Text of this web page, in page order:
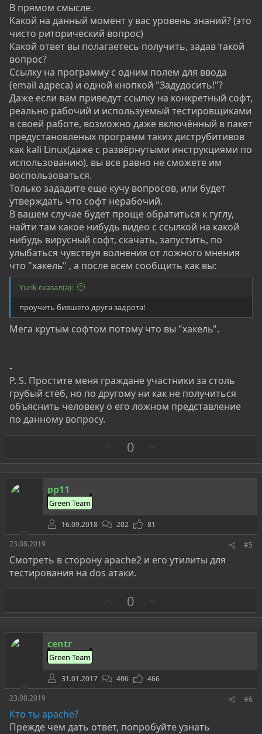
В прямом смысле.
Какой на данный момент у вас уровень знаний? (это
чисто риторический вопрос)
Какой ответ вы полагаетесь получить, задав такой
вопрос?
Ссылку на программу с одним полем для ввода
(email адреса) и одной кнопкой "Задудосить!"?
Даже если вам приведут ссылку на конкретный софт,
реально рабочий и используемый тестировщиками
в своей работе, возможно даже включённый в пакет
предустановленых программ таких диструбитивов
как kali Linux(даже с развёрнутыми инструкциями по
использованию), вы все равно не сможете им
воспользоваться.
Только зададите ещё кучу вопросов, или будет
утверждать что софт нерабочий.
В вашем случае будет проще обратиться к гуглу,
найти там какое нибудь видео с ссылкой на какой
нибудь вирусный софт, скачать, запустить, по
улыбаться чувствуя волнения от ложного мнения
что "хакель" , а после всем сообщить как вы:
Yurik сказал(а):
проучить бившего друга задрота!
Мега крутым софтом потому что вы "хакель".
-
P. S. Простите меня граждане участники за столь
грубый стёб, но по другому ни как не получиться
объяснить человеку о его ложном представление
по данному вопросу.
а
0
р
о
pp11
Green Team
16.09.2018 202
81
23.08.2019
#5
Смотреть в сторону apache2 и его утилиты для
тестирования на dos атаки.
а
0
р
о
centr
Green Team
31.01.2017 406
466
23.08.2019
#6
Кто ты apache?
Прежде чем дать ответ, попробуйте узнать